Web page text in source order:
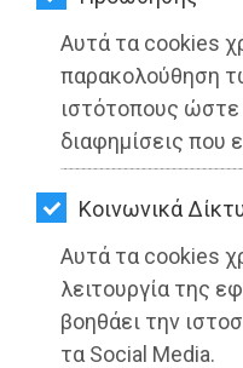
Αυτά τα cookies
παρακολούθηση
ιστότοπους ώστε
διαφημίσεις που
Kοινωνικά
Αυτά τα cookies
λειτουργία της
βοηθάει την
τα Social Media.
ΑΓΓΕΛΙΕΣ
ΕΦΗΜΕΡΙΔΕΣ
OΔΗΓΟΣ
ΑΓΟΡΑΣ
ΨΙΘΥΡΟΙ
ΑΠΟΣΤΟΛΗ
ΑΡΘΡΩΝ
καλλιέργειες
«Ελπίδα»
Διαβάστηκε 4407 φορές
02-
Από